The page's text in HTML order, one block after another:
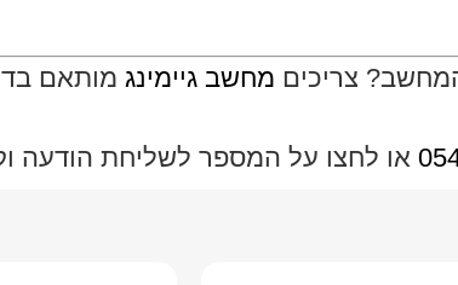
צריכים מחשב גיימינג מותאם
או לחצו על המספר לשליחת הודעה